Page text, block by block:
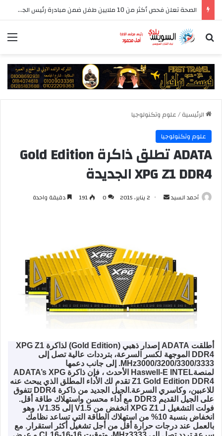
الصحة تعلن فحص أكثر من 10 ملايين طفل ضمن مبادرة رئيس الجمهورية للكشف المبكر وعلاج فقدان السمع لدى حديثي الولادة
بحث عن
الرئيسية/علوم وتكنولوجيا
علوم وتكنولوجيا
ADATA تطلق ذاكرة Gold Edition
XPG Z1 DDR4 الجديدة
أحمد السيد
أرسل 2 يناير، 2015 0
191 دقيقة واحدة
أطلقت ADATA إصدار ذهبي (Gold Edition) لذاكرة XPG Z1
DDR4
الموجهة لكسر السرعة، بترددات عالية تصل إلى
3000/3200/3300/3333
MHz. إلى جانب دعمها
لمنصةINTEL
Haswell-E الأحدث ، فإن ذاكرة ADATA’s XPG
Z1 Gold Edition DDR4تقدم لك الأداء المطلق الذي يبحث عنه
للاعبين، وكاسري السرعة. الجيل الجديد من ذاكرة DDR4 تتفوق
على الجيل القديم DDR3 مع أداء محسن واستهلاك طاقة أقل.
فولت التشغيل لـXPG Z1 انخفض من 1.5 V إلى 1.35 V، وهو
انخفاض بنسبة 10% من استهلاك الطاقة التي تساعد نظامك
بالعمل عند درجات حرارة أقل من أجل تشغيل أكثر استقرار. مع